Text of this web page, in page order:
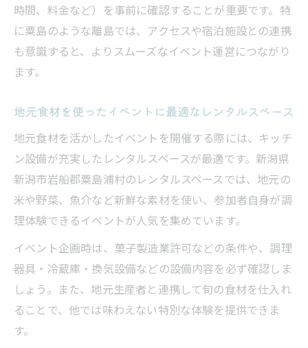
時間、料金など）を事前に確認することが重要です。特
に粟島のような離島では、アクセスや宿泊施設との連携
も意識すると、よりスムーズなイベント運営につながり
ます。
地元食材を使ったイベントに最適なレンタルスペース
地元食材を活かしたイベントを開催する際には、キッチ
ン設備が充実したレンタルスペースが最適です。新潟県
新潟市岩船郡粟島浦村のレンタルスペースでは、地元の
米や野菜、魚介など新鮮な素材を使い、参加者自身が調
理体験できるイベントが人気を集めています。
イベント企画時は、菓子製造業許可などの条件や、調理
器具・冷蔵庫・換気設備などの設備内容を必ず確認しま
しょう。また、地元生産者と連携して旬の食材を仕入れ
ることで、他では味わえない特別な体験を提供できま
す。